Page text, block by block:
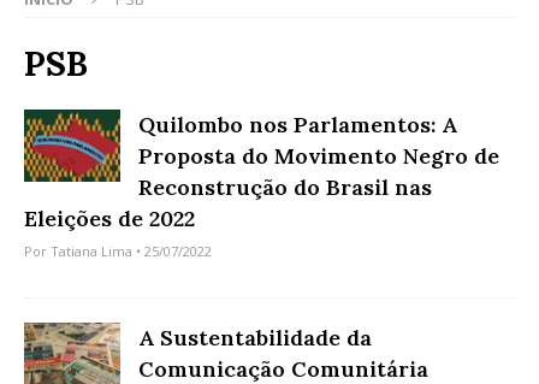
PSB
Quilombo nos Parlamentos: A
Proposta do Movimento Negro de
Reconstrução do Brasil nas
Eleições de 2022
Por Tatiana Lima • 25/07/2022
A Sustentabilidade da
Comunicação Comunitária